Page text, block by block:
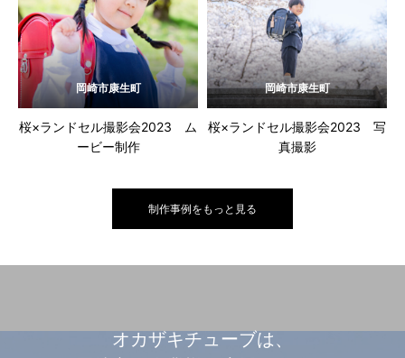
岡崎市康生町
桜×ランドセル撮影会2023 ム
ービー制作
岡崎市康生町
桜×ランドセル撮影会2023 写
真撮影
制作事例をもっと見る
オカザキチューブは、